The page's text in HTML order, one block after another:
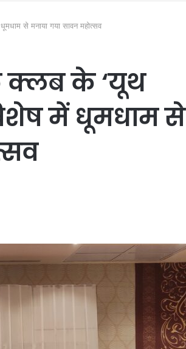
से मनाया गया सावन महोत्सव
क्लब के ‘यूथ
में धूमधाम से